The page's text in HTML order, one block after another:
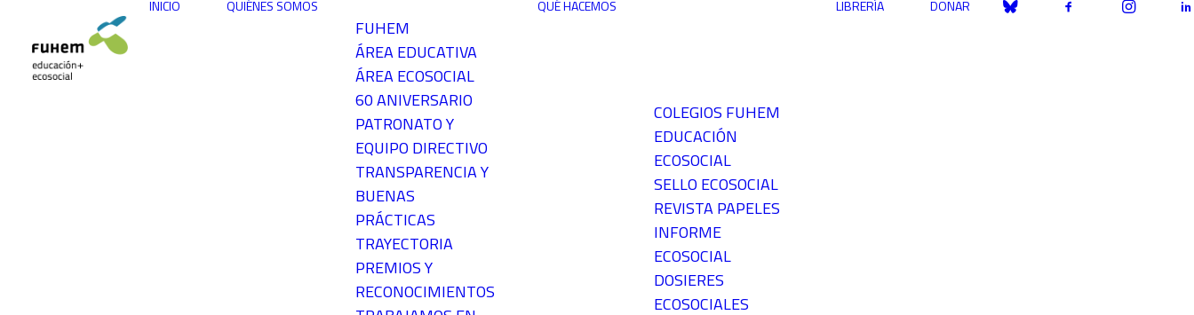
INICIO QUIÉNES SOMOS
FUHEM
ÁREA EDUCATIVA
ÁREA ECOSOCIAL
60 ANIVERSARIO
PATRONATO Y
EQUIPO DIRECTIVO
TRANSPARENCIA Y
BUENAS
PRÁCTICAS
TRAYECTORIA
PREMIOS Y
RECONOCIMIENTOS
QUÉ HACEMOS
COLEGIOS FUHEM
EDUCACIÓN
ECOSOCIAL
SELLO ECOSOCIAL
REVISTA PAPELES
INFORME
ECOSOCIAL
DOSIERES
ECOSOCIALES
LIBRERÍA DONAR